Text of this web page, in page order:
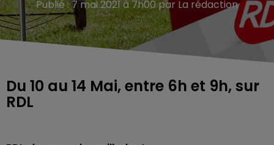
Publié : 7 mai 2021 à 7h00 par La rédaction
Du 10 au 14 Mai, entre 6h et 9h, sur
RDL